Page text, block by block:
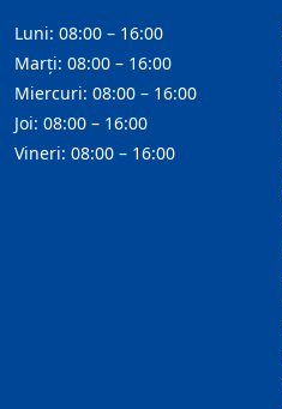
Luni: 08:00 – 16:00
Marți: 08:00 – 16:00
Miercuri: 08:00 – 16:00
Joi: 08:00 – 16:00
Vineri: 08:00 – 16:00